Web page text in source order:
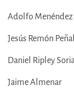
Adolfo Menéndez
Jesús Remón
Daniel Ripley
Jaime Almenar